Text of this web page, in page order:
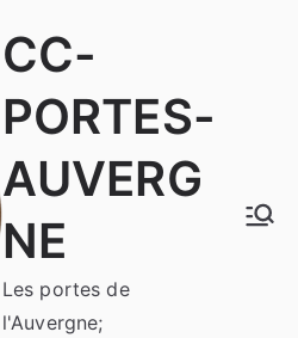
CC-
PORTES-
AUVERG
NE
Les portes de
l'Auvergne;